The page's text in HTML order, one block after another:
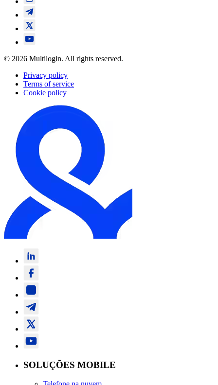
© 2026 Multilogin. All rights reserved.
Privacy policy
Terms of service
Cookie policy
SOLUÇÕES MOBILE